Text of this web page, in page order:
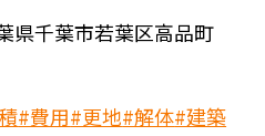
千葉市若葉区高品町
#費用#更地#解体#建築